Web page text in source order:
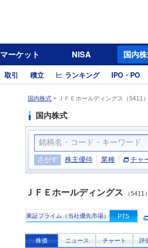
マーケット NISA 国内
取引 積立 ランキング IPO・PO
国内株式 > ＪＦＥホールディングス（5411
国内株式
さがす 株主優待 業種 チャ
ＪＦＥホールディングス （5411
東証プライム（当社優先市場） PTS
株価 ニュース チャート 評